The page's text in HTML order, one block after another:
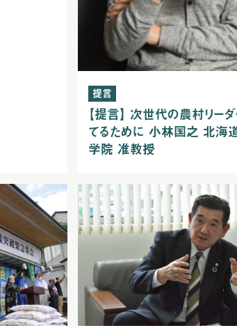
提言
【提言】 次世代の農村リー
てるために 小林国之 北海
学院 准教授